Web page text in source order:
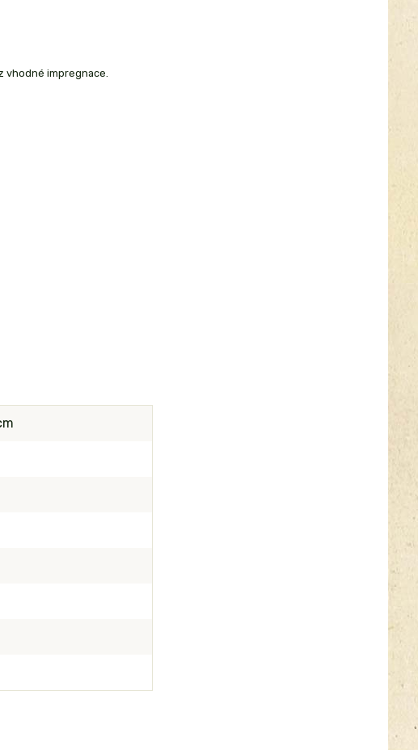
vhodné impregnace.